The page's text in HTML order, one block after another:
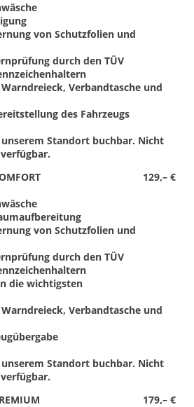
von Schutzfolien und
durch den TÜV
Verbandtasche und
des Fahrzeugs
Standort buchbar. Nicht
129,– €
von Schutzfolien und
durch den TÜV
die wichtigsten
Verbandtasche und
Standort buchbar. Nicht
179,– €